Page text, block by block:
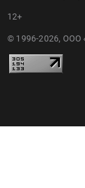
12+
© 1996-2026, ООО